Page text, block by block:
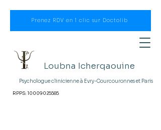
Loubna Icherqaouine
Psychologue clinicienne à Evry-Courcouronnes et Paris
RPPS:10009025585
Prenez RDV en 1 clic sur Doctolib